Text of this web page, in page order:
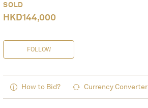
SOLD
HKD144,000
FOLLOW
How to Bid? Currency Converter